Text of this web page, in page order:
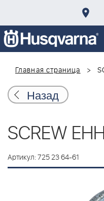
Главная страница
Назад
SCREW
Артикул: 725 23 64-61